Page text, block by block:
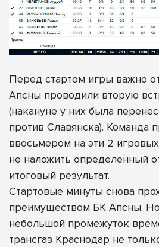
Перед стартом игры важно
Апсны проводили вторую
(накануне у них была
против Славянска). Команда
ввосьмером на эти 2
не наложить определенный
итоговый результат.
Стартовые минуты снова
преимуществом БК Апсны.
небольшой промежуток
трансгаз Краснодар не